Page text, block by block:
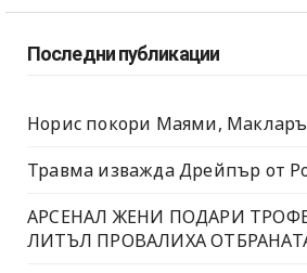
Последни публикации
Норис покори Маями,
Травма изважда Дрейпър от
АРСЕНАЛ ЖЕНИ ПОДАРИ
ЛИТЪЛ ПРОВАЛИХА